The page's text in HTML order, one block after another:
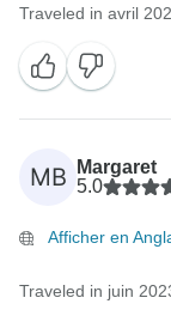
Traveled in avril
MB
Margaret
5.0
Afficher en
Traveled in juin